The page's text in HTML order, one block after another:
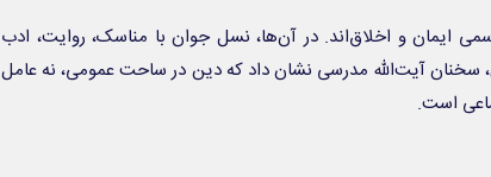
ایمان و اخلاق‌اند. در آن‌ها، نسل جوان با مناسک، روایت، ادب
سخنان آیت‌الله مدرسی نشان داد که دین در ساحت عمومی، نه عامل
است.